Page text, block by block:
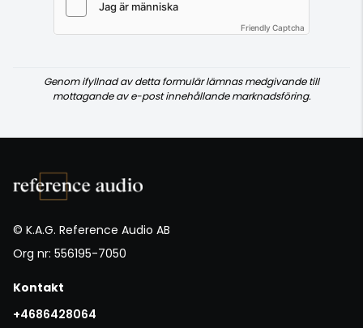
Friendly Captcha
Genom ifyllnad av detta formulär lämnas medgivande till
mottagande av e-post innehållande marknadsföring.
© K.A.G. Reference Audio AB
Org nr: 556195-7050
Kontakt
+4686428064